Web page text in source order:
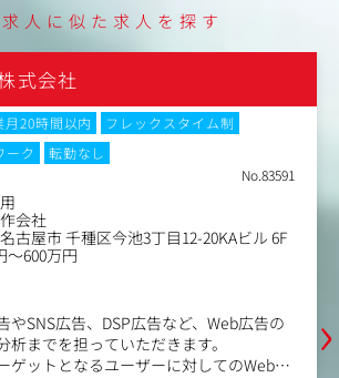
の打ち合わせ
整
ディレクション
ック
ー など
人に似た求人を探す
式会社
月20時間以内
フレックスタイム制
ーク
転勤なし
No.83591
会社
古屋市 千種区今池3丁目12-20KAビル 6F
～600万円
やSNS広告、DSP広告など、Web広告の
析までを担っていただきます。
ゲットとなるユーザーに対してのWeb広
›